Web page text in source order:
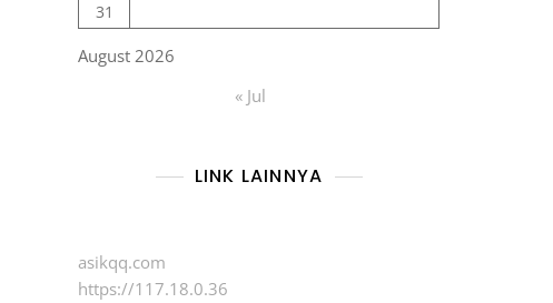
August 2026
31
« Jul
LINK LAINNYA
asikqq.com
https://117.18.0.36